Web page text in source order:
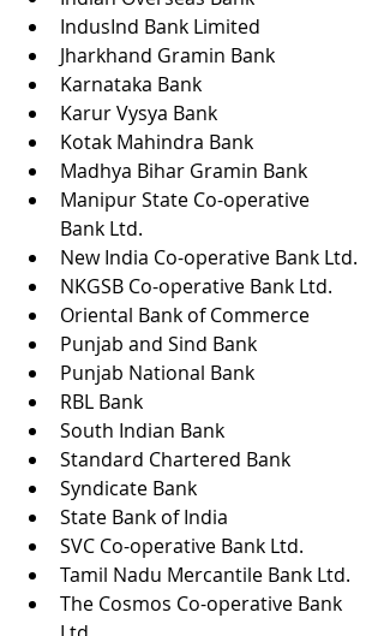
IndusInd Bank Limited
Jharkhand Gramin Bank
Karnataka Bank
Karur Vysya Bank
Kotak Mahindra Bank
Madhya Bihar Gramin Bank
Manipur State Co-operative
Bank Ltd.
New India Co-operative Bank Ltd.
NKGSB Co-operative Bank Ltd.
Oriental Bank of Commerce
Punjab and Sind Bank
Punjab National Bank
RBL Bank
South Indian Bank
Standard Chartered Bank
Syndicate Bank
State Bank of India
SVC Co-operative Bank Ltd.
Tamil Nadu Mercantile Bank Ltd.
The Cosmos Co-operative Bank